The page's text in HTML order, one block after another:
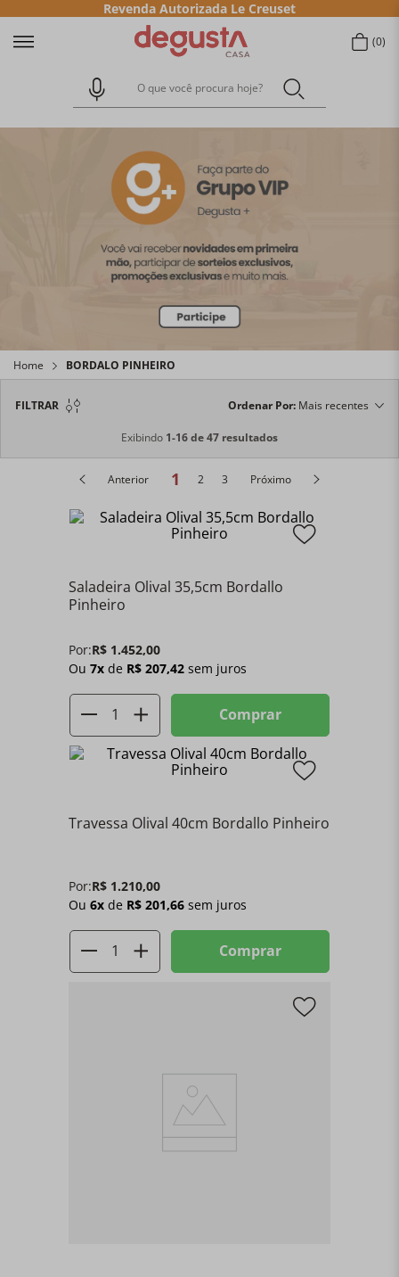
Revenda Autorizada Le Creuset
0
O que você procura hoje?
Home BORDALO PINHEIRO
FILTRAR Ordenar Por Mais recentes
Exibindo 1-16 de 47 resultados
Anterior 1 2 3 Próximo
Saladeira Olival 35,5cm Bordallo
Pinheiro
Por:R$ 1.452,00
Ou 7x de R$ 207,42 sem juros
Comprar
Travessa Olival 40cm Bordallo Pinheiro
Por:R$ 1.210,00
Ou 6x de R$ 201,66 sem juros
Comprar